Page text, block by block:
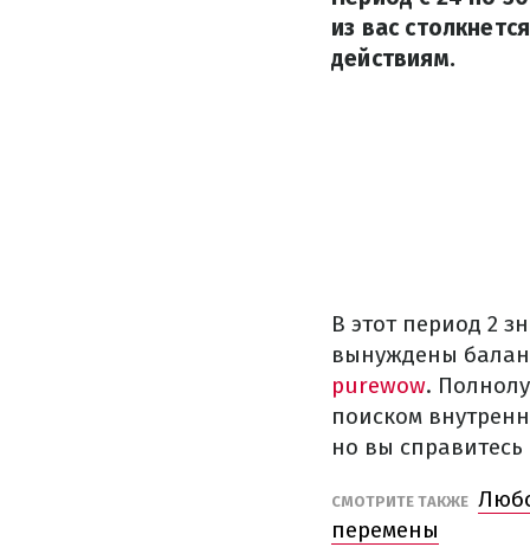
из вас
действиям.
В этот период 2
вынуждены
purewow.
поиском
но вы справитесь
СМОТРИТЕ ТАКЖЕ
перемены